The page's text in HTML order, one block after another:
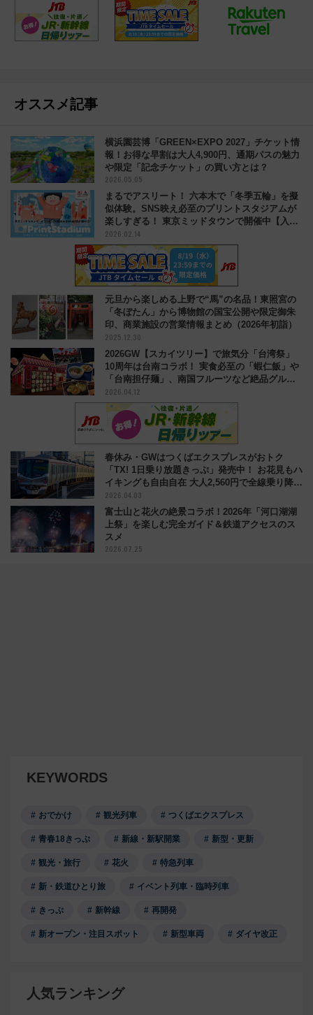
オススメ記事
横浜園芸博「GREEN×EXPO 2027」チケット情
報！お得な早割は大人4,900円、通期パスの魅力
や限定「記念チケット」の買い方とは？
2026.05.05
まるでアスリート！ 六本木で「冬季五輪」を擬
似体験。SNS映え必至のプリントスタジアムが
楽しすぎる！ 東京ミッドタウンで開催中【入場
無料】
2026.02.14
元旦から楽しめる上野で“馬”の名品！東照宮の
「冬ぼたん」から博物館の国宝公開や限定御朱
印、商業施設の営業情報まとめ（2026年初詣）
2025.12.30
2026GW【スカイツリー】で旅気分「台湾祭」
10周年は台南コラボ！ 実食必至の「蝦仁飯」や
「台南担仔麺」、南国フルーツなど絶品グルメ
を満喫
2026.04.12
春休み・GWはつくばエクスプレスがおトク
「TX! 1日乗り放題きっぷ」発売中！ お花見もハ
イキングも自由自在 大人2,560円で全線乗り降り
自由に
2026.04.03
富士山と花火の絶景コラボ！2026年「河口湖湖
上祭」を楽しむ完全ガイド＆鉄道アクセスのス
スメ
2026.07.25
KEYWORDS
おでかけ 観光列車 つくばエクスプレス
青春18きっぷ 新線・新駅開業 新型・更新
観光・旅行 花火 特急列車
新・鉄道ひとり旅 イベント列車・臨時列車
きっぷ 新幹線 再開発
新オープン・注目スポット 新型車両 ダイヤ改正
人気ランキング